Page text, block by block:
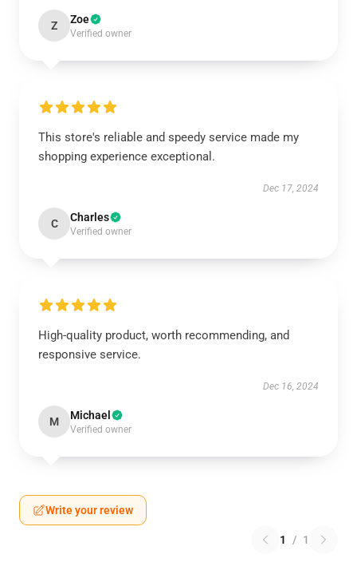
Z Zoe
Verified owner
This store's reliable and speedy service made my
shopping experience exceptional.
Dec 17, 2024
C Charles
Verified owner
High-quality product, worth recommending, and
responsive service.
Dec 16, 2024
M Michael
Verified owner
Write your review
1 / 1